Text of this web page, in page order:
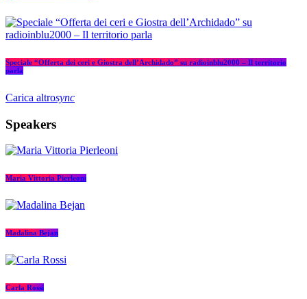
Speciale “Offerta dei ceri e Giostra dell’Archidado” su radioinblu2000 – Il territorio
parla
Carica altrosync
Speakers
Maria Vittoria Pierleoni
Madalina Bejan
Carla Rossi